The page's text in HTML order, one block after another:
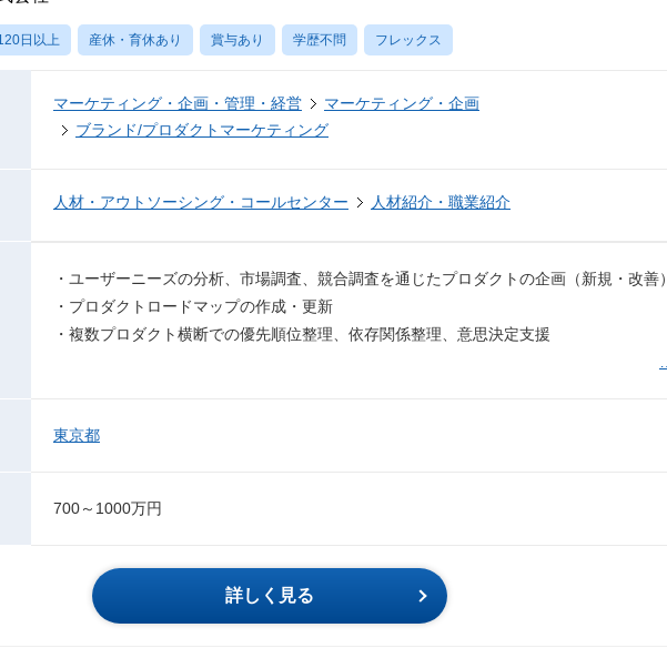
日以上 産休・育休あり 賞与あり 学歴不問 フレックス
マーケティング・企画・管理・経営
マーケティング・企画
ブランド/プロダクトマーケティング
人材・アウトソーシング・コールセンター 人材紹介・職業紹介
・ユーザーニーズの分析、市場調査、競合調査を通じたプロダクトの企画（新規・改善）
・プロダクトロードマップの作成・更新
・複数プロダクト横断での優先順位整理、依存関係整理、意思決定支援
東京都
700～1000万円
詳しく見る